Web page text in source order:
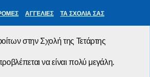
ΑΓΓΕΛΙΕΣ ΤΑ ΣΧΟΛΙΑ ΣΑΣ
στην Σχολή της Τετάρτης
να είναι πολύ μεγάλη.